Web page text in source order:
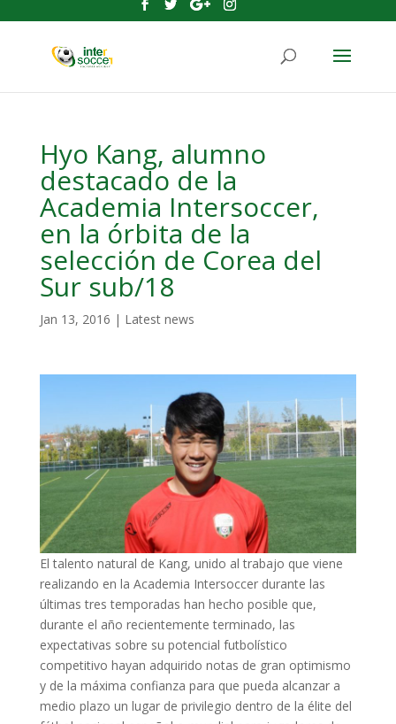
Hyo Kang, alumno
destacado de la
Academia Intersoccer,
en la órbita de la
selección de Corea del
Sur sub/18
Jan 13, 2016 | Latest news
El talento natural de Kang, unido al trabajo que viene
realizando en la Academia Intersoccer durante las
últimas tres temporadas han hecho posible que,
durante el año recientemente terminado, las
expectativas sobre su potencial futbolístico
competitivo hayan adquirido notas de gran optimismo
y de la máxima confianza para que pueda alcanzar a
medio plazo un lugar de privilegio dentro de la élite del